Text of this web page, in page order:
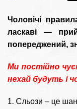
Чоловічі
ласкаві —
попереджений,
Ми постійно
нехай будуть і
1. Сльози – це